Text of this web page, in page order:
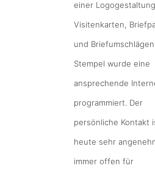
einer
Visitenkarten,
und
Stempel wurde eine
ansprechende
programmiert. Der
persönliche Kontakt
heute sehr
immer offen für